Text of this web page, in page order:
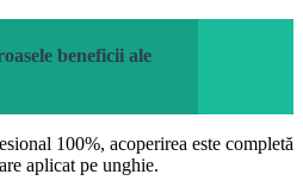
beneficii ale
100%, acoperirea este completă
aplicat pe unghie.